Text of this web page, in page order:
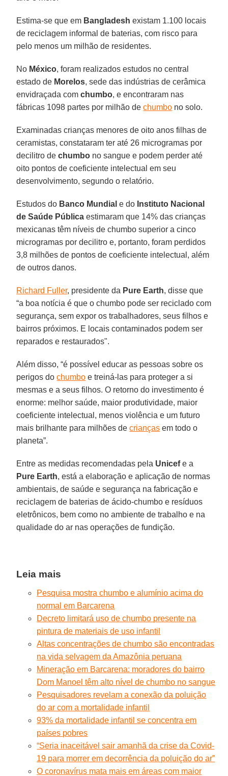
Estima-se que em Bangladesh existam 1.100 locais
de reciclagem informal de baterias, com risco para
pelo menos um milhão de residentes.
No México, foram realizados estudos no central
estado de Morelos, sede das indústrias de cerâmica
envidraçada comchumbo, e encontraram nas
fábricas 1098 partes por milhão dechumbo no solo.
Examinadas crianças menores de oito anos filhas de
ceramistas, constataram ter até 26 microgramas por
decilitro dechumbo no sangue e podem perder até
oito pontos de coeficiente intelectual em seu
desenvolvimento, segundo o relatório.
Estudos do Banco Mundial e do Instituto Nacional
de Saúde Pública estimaram que 14% das crianças
mexicanas têm níveis de chumbo superior a cinco
microgramas por decilitro e, portanto, foram perdidos
3,8 milhões de pontos de coeficiente intelectual, além
de outros danos.
Richard Fuller, presidente da Pure Earth, disse que
“a boa notícia é que o chumbo pode ser reciclado com
segurança, sem expor os trabalhadores, seus filhos e
bairros próximos. E locais contaminados podem ser
reparados e restaurados".
Além disso, “é possível educar as pessoas sobre os
perigos dochumbo e treiná-las para proteger a si
mesmas e a seus filhos. O retorno do investimento é
enorme: melhor saúde, maior produtividade, maior
coeficiente intelectual, menos violência e um futuro
mais brilhante para milhões decrianças em todo o
planeta”.
Entre as medidas recomendadas pela Unicefe a
Pure Earth, está a elaboração e aplicação de normas
ambientais, de saúde e segurança na fabricação e
reciclagem de baterias de ácido-chumbo e resíduos
eletrônicos, bem como no ambiente de trabalho e na
qualidade do ar nas operações de fundição.
Leia mais
Pesquisa mostra chumbo e alumínio acima do
normal em Barcarena
Decreto limitará uso de chumbo presente na
pintura de materiais de uso infantil
Altas concentrações de chumbo são encontradas
na vida selvagem da Amazônia peruana
Mineração em Barcarena: moradores do bairro
Dom Manoel têm alto nível de chumbo no sangue
Pesquisadores revelam a conexão da poluição
do ar com a mortalidade infantil
93% da mortalidade infantil se concentra em
países pobres
“Seria inaceitável sair amanhã da crise da Covid-
19 para morrer em decorrência da poluição do ar”
O coronavírus mata mais em áreas com maior